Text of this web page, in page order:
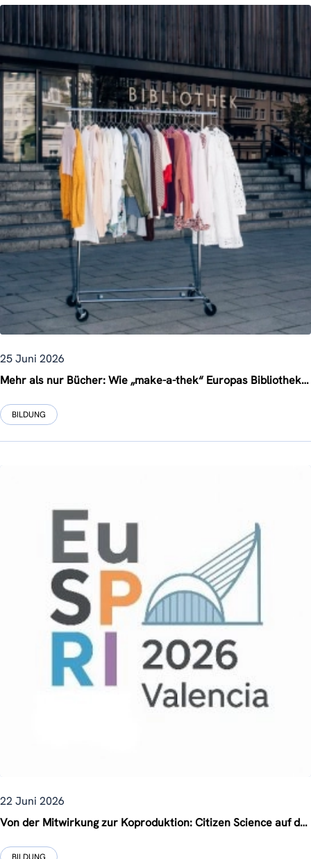
25 Juni 2026
Mehr als nur Bücher: Wie „make-a-thek“ Europas Bibliotheken in kreative Gemeinschaftszentren verwandelt
BILDUNG
22 Juni 2026
Von der Mitwirkung zur Koproduktion: Citizen Science auf der EU-SPRI-Jahreskonferenz 2026 neu denken